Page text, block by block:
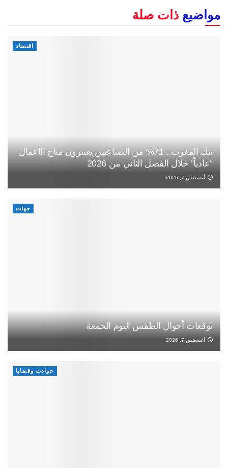
مواضيع ذات صلة
اقتصاد
بنك المغرب.. 71% من الصناعيين يعتبرون مناخ الأعمال
“عادياً” خلال الفصل الثاني من 2026
أغسطس 7, 2026
جهات
توقعات أحوال الطقس اليوم الجمعة
أغسطس 7, 2026
حوادث وقضايا